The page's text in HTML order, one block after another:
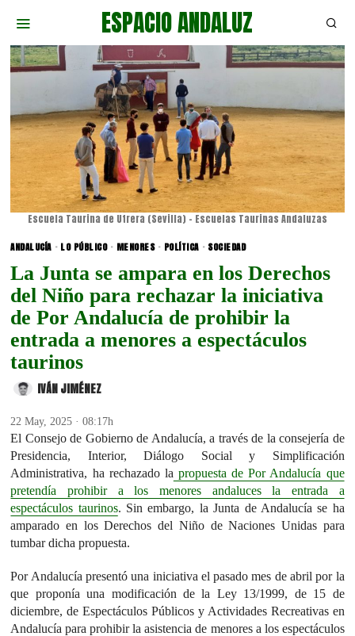
ESPACIO ANDALUZ
Escuela Taurina de Utrera (Sevilla) - Escuelas Taurinas Andaluzas
ANDALUCÍA · LO PÚBLICO · MENORES · POLÍTICA · SOCIEDAD
La Junta se ampara en los Derechos
del Niño para rechazar la iniciativa
de Por Andalucía de prohibir la
entrada a menores a espectáculos
taurinos
IVÁN JIMÉNEZ
22 May, 2025 · 08:17h
El Consejo de Gobierno de Andalucía, a través de la consejería de
Presidencia, Interior, Diálogo Social y Simplificación
Administrativa, ha rechazado la propuesta de Por Andalucía que
pretendía prohibir a los menores andaluces la entrada a
espectáculos taurinos. Sin embargo, la Junta de Andalucía se ha
amparado en los Derechos del Niño de Naciones Unidas para
tumbar dicha propuesta.
Por Andalucía presentó una iniciativa el pasado mes de abril por la
que proponía una modificación de la Ley 13/1999, de 15 de
diciembre, de Espectáculos Públicos y Actividades Recreativas en
Andalucía para prohibir la asistencia de menores a los espectáculos